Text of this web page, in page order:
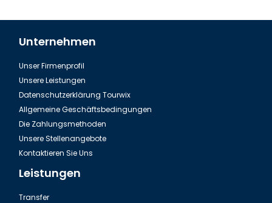
Flughafentransfer Antalya Belek
Unternehmen
Unser Firmenprofil
Unsere Leistungen
Datenschutzerklärung Tourwix
Allgemeine Geschäftsbedingungen
Die Zahlungsmethoden
Unsere Stellenangebote
Kontaktieren Sie Uns
Leistungen
Transfer